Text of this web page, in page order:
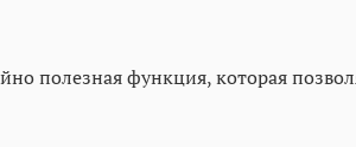
полезная функция, которая